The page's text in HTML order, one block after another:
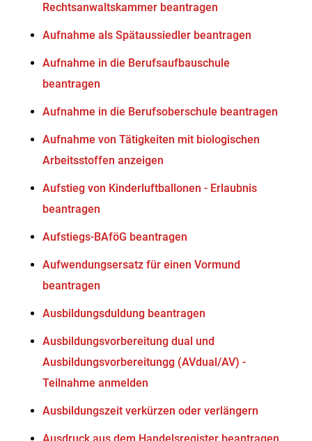
Rechtsanwaltskammer beantragen
Aufnahme als Spätaussiedler beantragen
Aufnahme in die Berufsaufbauschule
beantragen
Aufnahme in die Berufsoberschule beantragen
Aufnahme von Tätigkeiten mit biologischen
Arbeitsstoffen anzeigen
Aufstieg von Kinderluftballonen - Erlaubnis
beantragen
Aufstiegs-BAföG beantragen
Aufwendungsersatz für einen Vormund
beantragen
Ausbildungsduldung beantragen
Ausbildungsvorbereitung dual und
Ausbildungsvorbereitungg (AVdual/AV) -
Teilnahme anmelden
Ausbildungszeit verkürzen oder verlängern